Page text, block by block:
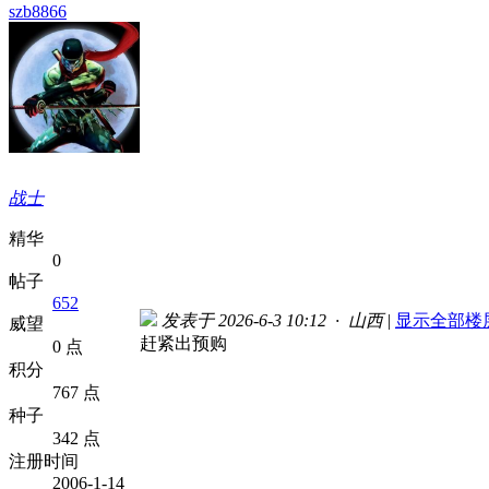
szb8866
战士
精华
0
帖子
652
威望
0 点
积分
767 点
种子
342 点
注册时间
2006-1-14
发表于 2026-6-3 10:12 · 山西 | 显示全部楼
赶紧出预购